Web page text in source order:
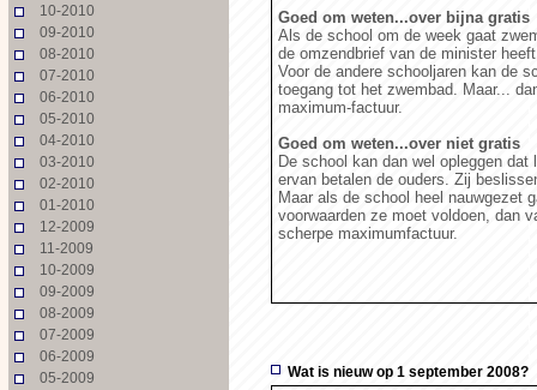
10-2010
09-2010
08-2010
07-2010
06-2010
05-2010
04-2010
03-2010
02-2010
01-2010
12-2009
11-2009
10-2009
09-2009
08-2009
07-2009
06-2009
05-2009
Goed om weten...over bijna gratis
Als de school om de week gaat
de omzendbrief van de minister
Voor de andere schooljaren kan de
toegang tot het zwembad. Maar...
maximum-factuur.
Goed om weten...over niet gratis
De school kan dan wel opleggen
ervan betalen de ouders. Zij
Maar als de school heel nauwgezet
voorwaarden ze moet voldoen, dan
scherpe maximumfactuur.
Wat is nieuw op 1 september 2008?